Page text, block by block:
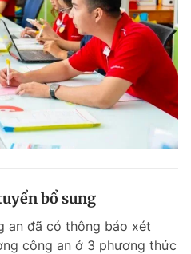
bổ sung
an đã có thông báo xét
công an ở 3 phương thức